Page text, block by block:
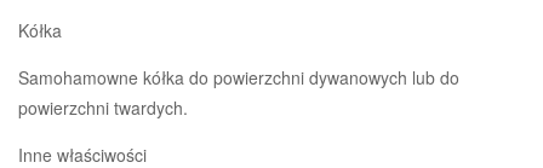
Kółka
Samohamowne kółka do powierzchni dywanowych lub do
powierzchni twardych.
Inne właściwości